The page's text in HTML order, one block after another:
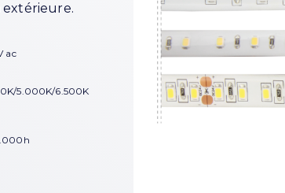
ac
5.000K/6.500K